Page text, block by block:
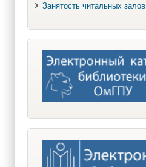
Занятость читальных залов